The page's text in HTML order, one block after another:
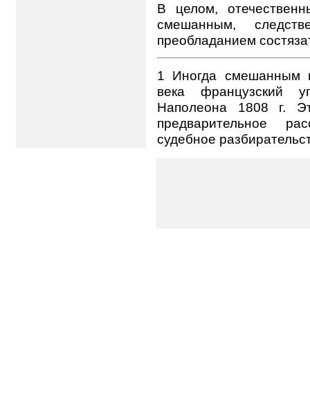
В целом,
смешанным,
преобладанием
1 Иногда смешанным
века французский
Наполеона 1808 г.
предварительное
судебное